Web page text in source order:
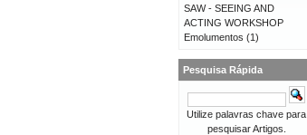
SAW - SEEING AND
ACTING WORKSHOP
Emolumentos (1)
Pesquisa Rápida
Utilize palavras chave para
pesquisar Artigos.